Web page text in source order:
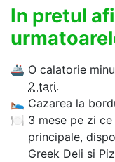
In pretul
🚢 O calatorie
2 tari.
🛌 Cazarea la
🍽 3 mese pe zi
principale,
Greek Deli si